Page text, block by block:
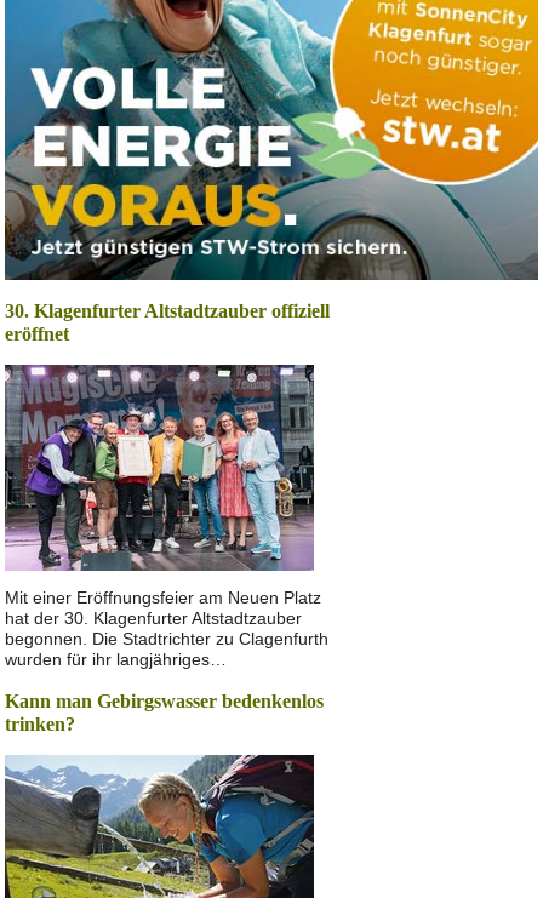
30. Klagenfurter Altstadtzauber offiziell
eröffnet
Mit einer Eröffnungsfeier am Neuen Platz
hat der 30. Klagenfurter Altstadtzauber
begonnen. Die Stadtrichter zu Clagenfurth
wurden für ihr langjähriges…
Kann man Gebirgswasser bedenkenlos
trinken?